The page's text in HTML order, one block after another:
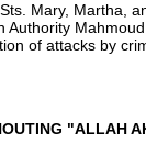
Mary, Martha,
of attacks by
"ALLAH